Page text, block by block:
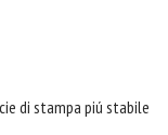
di stampa piú stabile